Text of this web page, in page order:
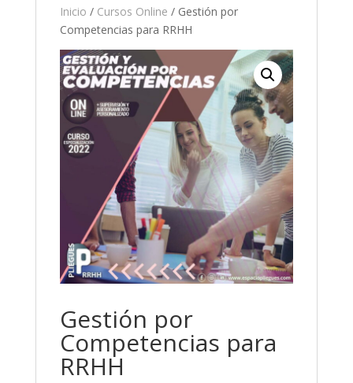
Inicio / Cursos Online / Gestión por
Competencias para RRHH
Gestión por
Competencias para
RRHH